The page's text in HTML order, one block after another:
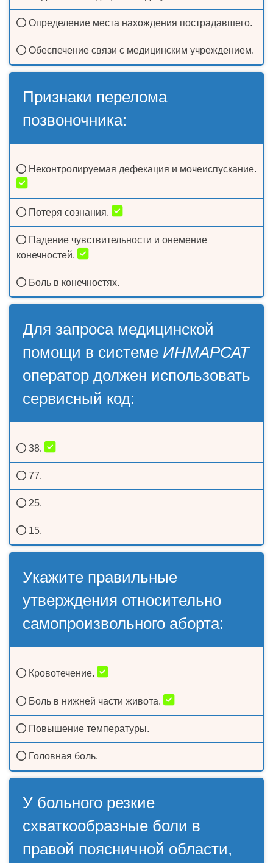
Определение места нахождения пострадавшего.
Обеспечение связи с медицинским учреждением.
Признаки перелома
позвоночника:
Неконтролируемая дефекация и мочеиспускание.
Потеря сознания.
Падение чувствительности и онемение
конечностей.
Боль в конечностях.
Для запроса медицинской
помощи в системе ИНМАРСАТ
оператор должен использовать
сервисный код:
38.
77.
25.
15.
Укажите правильные
утверждения относительно
самопроизвольного аборта:
Кровотечение.
Боль в нижней части живота.
Повышение температуры.
Головная боль.
У больного резкие
схваткообразные боли в
правой поясничной области,